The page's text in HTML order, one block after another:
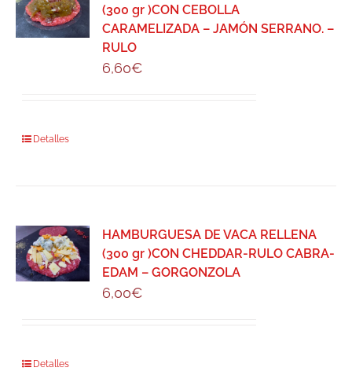
(300 gr )CON CEBOLLA
CARAMELIZADA – JAMÓN SERRANO. –
RULO
6,60€
Detalles
HAMBURGUESA DE VACA RELLENA
(300 gr )CON CHEDDAR-RULO CABRA-
EDAM – GORGONZOLA
6,00€
Detalles